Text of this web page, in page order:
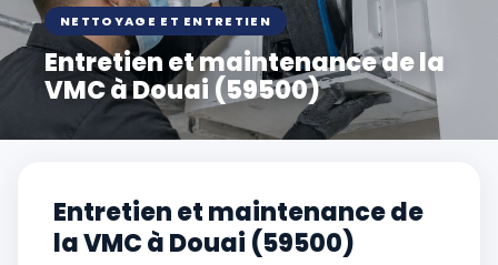
NETTOYAGE ET ENTRETIEN
Entretien et maintenance de la
VMC à Douai (59500)
Entretien et maintenance de
la VMC à Douai (59500)